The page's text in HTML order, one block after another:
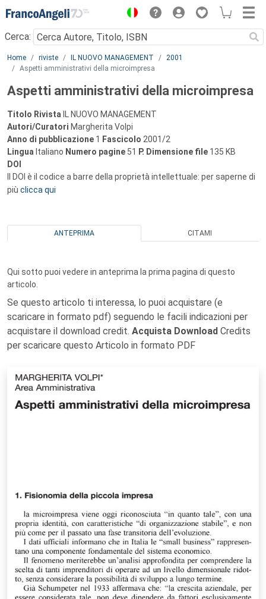
Menu
Cerca:
Main content
Home riviste IL NUOVO MANAGEMENT
2001
Aspetti amministrativi della microimpresa
Aspetti amministrativi della microimpresa
Titolo Rivista IL NUOVO MANAGEMENT
Autori/Curatori Margherita Volpi
Anno di pubblicazione 1 Fascicolo 2001/2
Lingua Italiano Numero pagine 51 P. Dimensione file 135 KB
DOI
Il DOI è il codice a barre della proprietà intellettuale: per saperne di
più clicca qui
ANTEPRIMA CITAMI
Qui sotto puoi vedere in anteprima la prima pagina di questo
articolo.
Se questo articolo ti interessa, lo puoi acquistare (e
scaricare in formato pdf) seguendo le facili indicazioni per
acquistare il download credit. Acquista Download Credits
per scaricare questo Articolo in formato PDF